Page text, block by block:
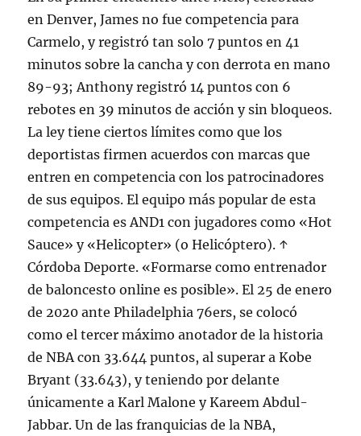
en Denver, James no fue competencia para
Carmelo, y registró tan solo 7 puntos en 41
minutos sobre la cancha y con derrota en mano
89-93; Anthony registró 14 puntos con 6
rebotes en 39 minutos de acción y sin bloqueos.
La ley tiene ciertos límites como que los
deportistas firmen acuerdos con marcas que
entren en competencia con los patrocinadores
de sus equipos. El equipo más popular de esta
competencia es AND1 con jugadores como «Hot
Sauce» y «Helicopter» (o Helicóptero). ↑
Córdoba Deporte. «Formarse como entrenador
de baloncesto online es posible». El 25 de enero
de 2020 ante Philadelphia 76ers, se colocó
como el tercer máximo anotador de la historia
de NBA con 33.644 puntos, al superar a Kobe
Bryant (33.643), y teniendo por delante
únicamente a Karl Malone y Kareem Abdul-
Jabbar. Un de las franquicias de la NBA,